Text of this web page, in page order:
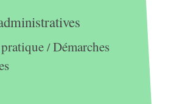
/Démarches